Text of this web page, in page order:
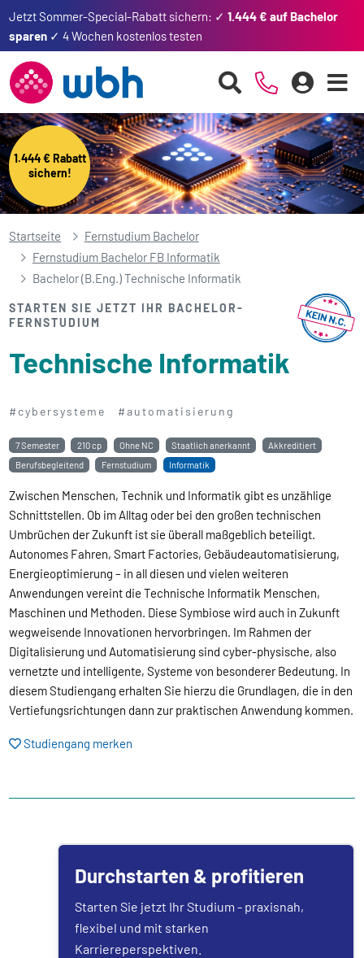
Jetzt Sommer-Special-Rabatt sichern: ✓1.444 € auf Bachelor
sparen ✓ 4 Wochen kostenlos testen
1.444 € Rabatt
sichern!
Startseite
Fernstudium Bachelor
Fernstudium Bachelor FB Informatik
Bachelor (B.Eng.) Technische Informatik
STARTEN SIE JETZT IHR BACHELOR-
FERNSTUDIUM
Technische Informatik
#cybersysteme #automatisierung
7 Semester 210 cp Ohne NC Staatlich anerkannt
Akkreditiert
Berufsbegleitend
Fernstudium Informatik
Zwischen Menschen, Technik und Informatik gibt es unzählige
Schnittstellen. Ob im Alltag oder bei den großen technischen
Umbrüchen der Zukunft ist sie überall maßgeblich beteiligt.
Autonomes Fahren, Smart Factories, Gebäudeautomatisierung,
Energieoptimierung – in all diesen und vielen weiteren
Anwendungen vereint die Technische Informatik Menschen,
Maschinen und Methoden. Diese Symbiose wird auch in Zukunft
wegweisende Innovationen hervorbringen. Im Rahmen der
Digitalisierung und Automatisierung sind cyber-physische, also
vernetzte und intelligente, Systeme von besonderer Bedeutung. In
diesem Studiengang erhalten Sie hierzu die Grundlagen, die in den
Vertiefungsrichtungen dann zur praktischen Anwendung kommen.
Studiengang merken
Durchstarten & profitieren
Starten Sie jetzt Ihr Studium - praxisnah,
flexibel und mit starken
Karriereperspektiven.